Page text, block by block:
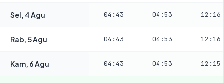
Sel, 4 Agu 04:43 04:53 12:16
Rab, 5 Agu 04:43 04:53 12:16
Kam, 6 Agu 04:43 04:53 12:15